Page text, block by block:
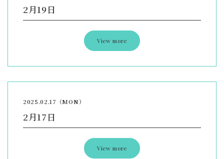
2月19日
View more
2025.02.17（MON）
2月17日
View more